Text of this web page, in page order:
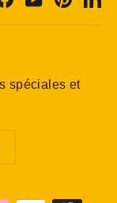
spéciales et